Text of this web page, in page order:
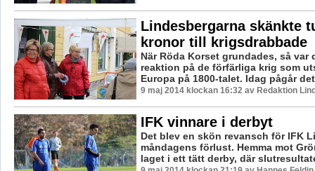
Lindesbergarna skänkte
kronor till krigsdrabbade
När Röda Korset grundades, så var
reaktion på de förfärliga krig som
Europa på 1800-talet. Idag pågår
9 maj 2014 klockan 16:32 av Redaktion
IFK vinnare i derbyt
Det blev en skön revansch för IFK
måndagens förlust. Hemma mot
laget i ett tätt derby, där